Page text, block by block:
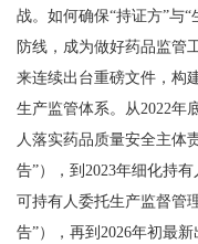
战。如何确保“持证方”与
防线，成为做好药品监管
来连续出台重磅文件，构
生产监管体系。从2022年
人落实药品质量安全主体
告”），到2023年细化持
可持有人委托生产监督管
告”），再到2026年初最